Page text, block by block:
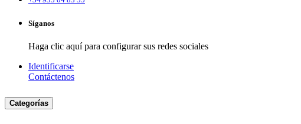
Síganos
Haga clic aquí para configurar sus redes sociales
Identificarse
Contáctenos
Categorías